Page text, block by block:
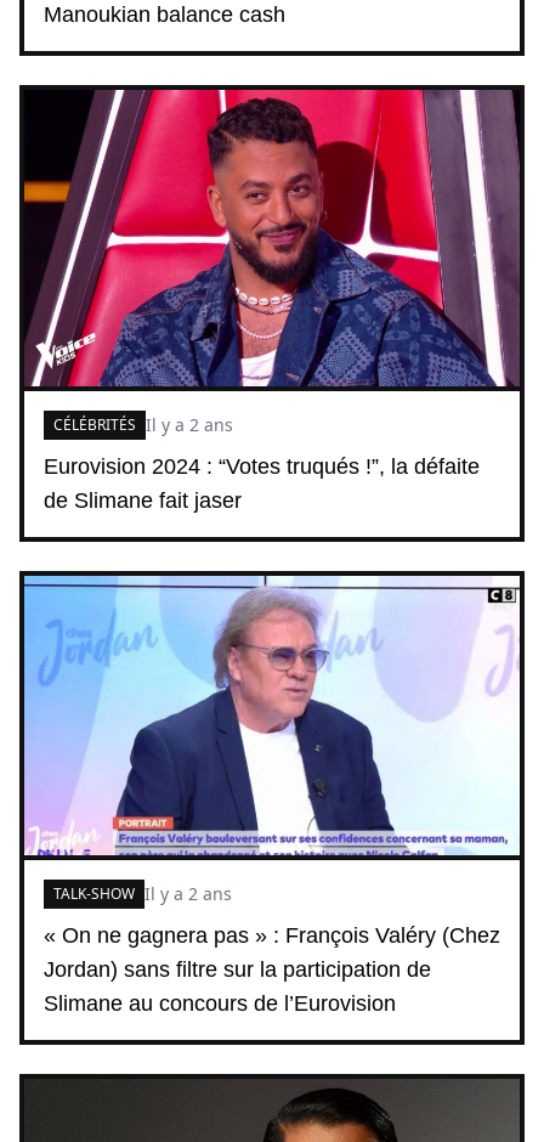
Manoukian balance cash
Eurovision 2024 : “Votes truqués !”, la défaite
de Slimane fait jaser
CÉLÉBRITÉS Il y a 2 ans
« On ne gagnera pas » : François Valéry (Chez
Jordan) sans filtre sur la participation de
Slimane au concours de l’Eurovision
TALK-SHOW Il y a 2 ans